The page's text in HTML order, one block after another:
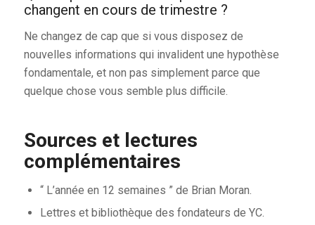
changent en cours de trimestre ?
Ne changez de cap que si vous disposez de
nouvelles informations qui invalident une hypothèse
fondamentale, et non pas simplement parce que
quelque chose vous semble plus difficile.
Sources et lectures
complémentaires
“ L’année en 12 semaines ” de Brian Moran.
Lettres et bibliothèque des fondateurs de YC.